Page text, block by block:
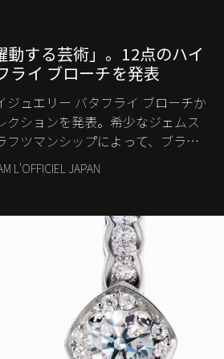
動する芸術」。12点のハイ
ライ ブローチを発表
ジュエリー バタフライ ブローチか
クションを発表。希少なジェムス
フツマンシップによって、ブラン
に新たな生命を吹き込む。
L'OFFICIEL JAPAN